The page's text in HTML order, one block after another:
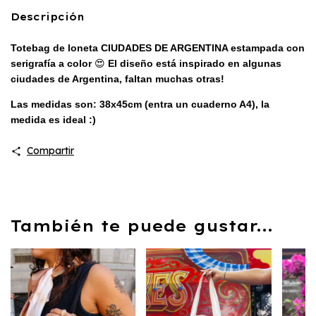
Descripción
Totebag de loneta CIUDADES DE ARGENTINA estampada con
serigrafía a color 😍 El diseño está inspirado en algunas
ciudades de Argentina, faltan muchas otras!
Las medidas son: 38x45cm (entra un cuaderno A4), la
medida es ideal :)
Compartir
También te puede gustar...